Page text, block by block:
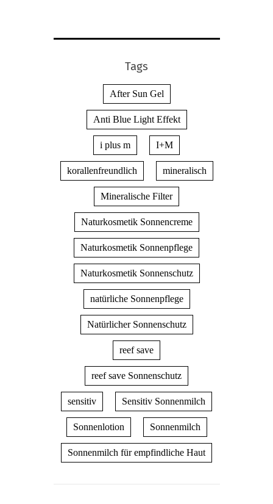
Tags
After Sun Gel
Anti Blue Light Effekt
i plus m I+M
korallenfreundlich mineralisch
Mineralische Filter
Naturkosmetik Sonnencreme
Naturkosmetik Sonnenpflege
Naturkosmetik Sonnenschutz
natürliche Sonnenpflege
Natürlicher Sonnenschutz
reef save
reef save Sonnenschutz
sensitiv Sensitiv Sonnenmilch
Sonnenlotion Sonnenmilch
Sonnenmilch für empfindliche Haut